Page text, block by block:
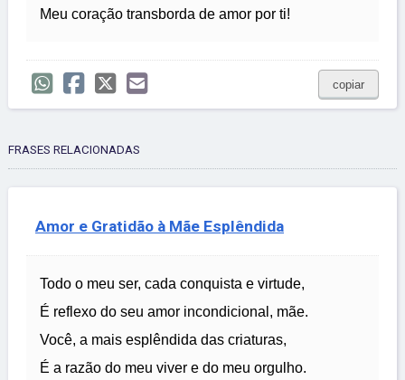
Meu coração transborda de amor por ti!
copiar
FRASES RELACIONADAS
Amor e Gratidão à Mãe Esplêndida
Todo o meu ser, cada conquista e virtude,
É reflexo do seu amor incondicional, mãe.
Você, a mais esplêndida das criaturas,
É a razão do meu viver e do meu orgulho.